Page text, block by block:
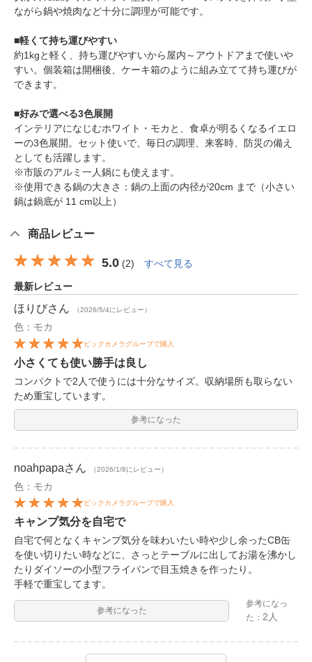
ながら鍋や焼肉など十分に調理が可能です。
■軽くて持ち運びやすい
約1kgと軽く、持ち運びやすいから屋内～アウトドアまで使いや
すい。個装箱は開梱後、ケーキ箱のように組み立てて持ち運びが
できます。
■好みで選べる3色展開
インテリアになじむホワイト・モカと、食卓が明るくなるイエロ
ーの3色展開。セット使いで、毎日の調理、来客時、防災の備え
としても活躍します。
※市販のアルミ一人鍋にも使えます。
※使用できる鍋の大きさ：鍋の上面の内径が20cm まで（小さい
鍋は鍋底が 11 cm以上）
商品レビュー
5.0 (2) すべて見る
最新レビュー
ほりびさん （2026/5/4にレビュー）
色：モカ
ビックカメラグループで購入
小さくても使い勝手は良し
コンパクトで2人で使うには十分なサイズ。収納場所も取らない
ため重宝しています。
参考になった
noahpapaさん （2026/1/8にレビュー）
色：モカ
ビックカメラグループで購入
キャンプ気分を自宅で
自宅で何となくキャンプ気分を味わいたい時や少し余ったCB缶
を使い切りたい時などに、さっとテーブルに出してお湯を沸かし
たりダイソーの小型フライパンで目玉焼きを作ったり。
手軽で重宝してます。
参考になった
参考になっ
た：2人